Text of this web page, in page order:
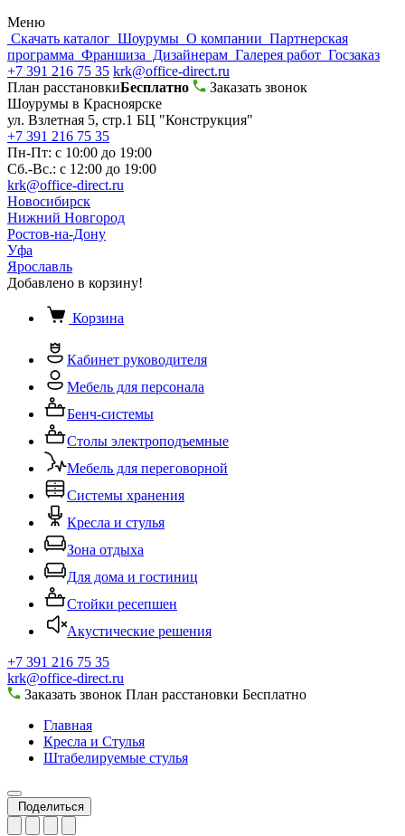
Меню
Скачать каталог Шоурумы О компании Партнерская
программа Франшиза Дизайнерам Галерея работ Госзаказ
+7 391 216 75 35 krk@office-direct.ru
План расстановкиБесплатно
Заказать звонок
Шоурумы в Красноярске
ул. Взлетная 5, стр.1 БЦ "Конструкция"
+7 391 216 75 35
Пн-Пт: с 10:00 до 19:00
Сб.-Вс.: с 12:00 до 19:00
krk@office-direct.ru
Новосибирск
Нижний Новгород
Ростов-на-Дону
Уфа
Ярославль
Добавлено в корзину!
Корзина
Кабинет руководителя
Мебель для персонала
Бенч-системы
Столы электроподъемные
Мебель для переговорной
Системы хранения
Кресла и стулья
Зона отдыха
Для дома и гостиниц
Стойки ресепшен
Акустические решения
+7 391 216 75 35
krk@office-direct.ru
Заказать звонок План расстановки Бесплатно
Главная
Кресла и Стулья
Штабелируемые стулья
Поделиться